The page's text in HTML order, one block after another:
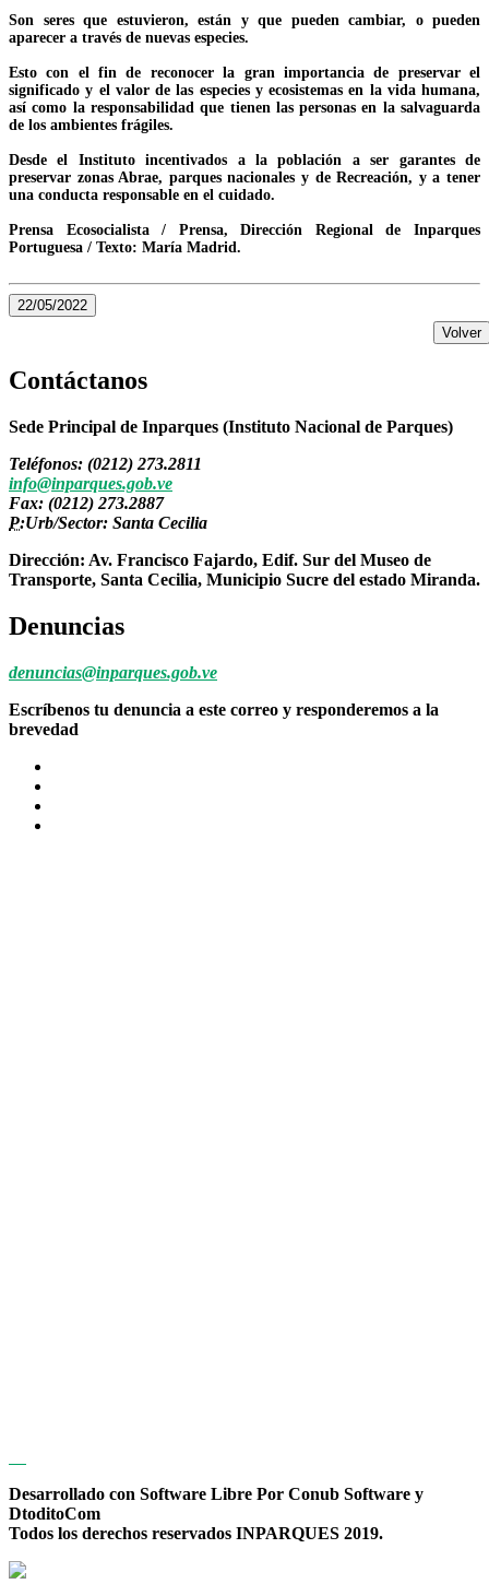
Son seres que estuvieron, están y que pueden cambiar, o pueden
aparecer a través de nuevas especies.
Esto con el fin de reconocer la gran importancia de preservar el
significado y el valor de las especies y ecosistemas en la vida humana,
así como la responsabilidad que tienen las personas en la salvaguarda
de los ambientes frágiles.
Desde el Instituto incentivados a la población a ser garantes de
preservar zonas Abrae, parques nacionales y de Recreación, y a tener
una conducta responsable en el cuidado.
Prensa Ecosocialista / Prensa, Dirección Regional de Inparques
Portuguesa / Texto: María Madrid.
22/05/2022
Volver
Contáctanos
Sede Principal de Inparques (Instituto Nacional de Parques)
Teléfonos: (0212) 273.2811
info@inparques.gob.ve
Fax: (0212) 273.2887
P:Urb/Sector: Santa Cecilia
Dirección: Av. Francisco Fajardo, Edif. Sur del Museo de
Transporte, Santa Cecilia, Municipio Sucre del estado Miranda.
Denuncias
denuncias@inparques.gob.ve
Escríbenos tu denuncia a este correo y responderemos a la
brevedad
Desarrollado con Software Libre Por Conub Software y
DtoditoCom
Todos los derechos reservados INPARQUES 2019.